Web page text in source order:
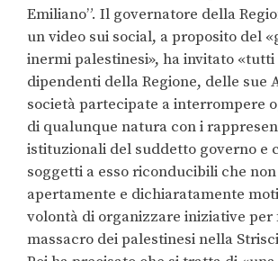
Emiliano”. Il governatore della
un video sui social, a proposito del
inermi palestinesi», ha invitato
dipendenti della Regione, delle sue
società partecipate a interrompere
di qualunque natura con i
istituzionali del suddetto governo e
soggetti a esso riconducibili che
apertamente e dichiaratamente
volontà di organizzare iniziative per
massacro dei palestinesi nella